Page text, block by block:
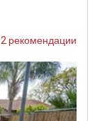
2 рекомендации